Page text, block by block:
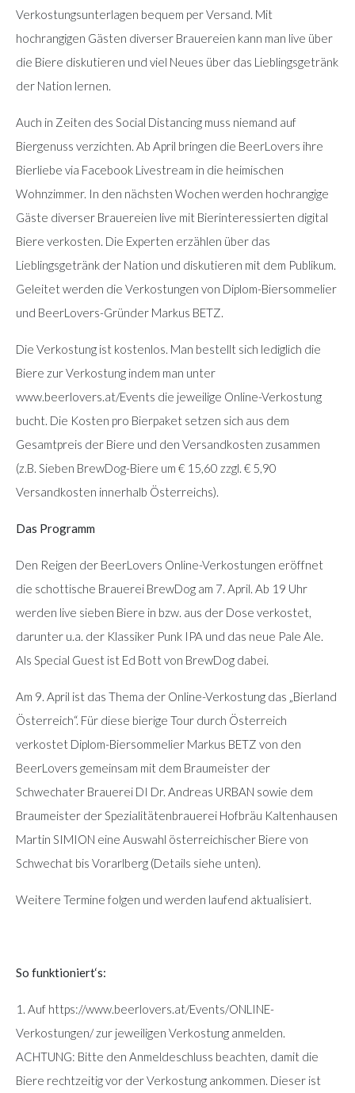
Verkostungsunterlagen bequem per Versand. Mit
hochrangigen Gästen diverser Brauereien kann man live über
die Biere diskutieren und viel Neues über das Lieblingsgetränk
der Nation lernen.
Auch in Zeiten des Social Distancing muss niemand auf
Biergenuss verzichten. Ab April bringen die BeerLovers ihre
Bierliebe via Facebook Livestream in die heimischen
Wohnzimmer. In den nächsten Wochen werden hochrangige
Gäste diverser Brauereien live mit Bierinteressierten digital
Biere verkosten. Die Experten erzählen über das
Lieblingsgetränk der Nation und diskutieren mit dem Publikum.
Geleitet werden die Verkostungen von Diplom-Biersommelier
und BeerLovers-Gründer Markus BETZ.
Die Verkostung ist kostenlos. Man bestellt sich lediglich die
Biere zur Verkostung indem man unter
www.beerlovers.at/Events die jeweilige Online-Verkostung
bucht. Die Kosten pro Bierpaket setzen sich aus dem
Gesamtpreis der Biere und den Versandkosten zusammen
(z.B. Sieben BrewDog-Biere um € 15,60 zzgl. € 5,90
Versandkosten innerhalb Österreichs).
Das Programm
Den Reigen der BeerLovers Online-Verkostungen eröffnet
die schottische Brauerei BrewDog am 7. April. Ab 19 Uhr
werden live sieben Biere in bzw. aus der Dose verkostet,
darunter u.a. der Klassiker Punk IPA und das neue Pale Ale.
Als Special Guest ist Ed Bott von BrewDog dabei.
Am 9. April ist das Thema der Online-Verkostung das „Bierland
Österreich“. Für diese bierige Tour durch Österreich
verkostet Diplom-Biersommelier Markus BETZ von den
BeerLovers gemeinsam mit dem Braumeister der
Schwechater Brauerei DI Dr. Andreas URBAN sowie dem
Braumeister der Spezialitätenbrauerei Hofbräu Kaltenhausen
Martin SIMION eine Auswahl österreichischer Biere von
Schwechat bis Vorarlberg (Details siehe unten).
Weitere Termine folgen und werden laufend aktualisiert.
So funktioniert‘s:
1. Auf https://www.beerlovers.at/Events/ONLINE-
Verkostungen/ zur jeweiligen Verkostung anmelden.
ACHTUNG: Bitte den Anmeldeschluss beachten, damit die
Biere rechtzeitig vor der Verkostung ankommen. Dieser ist